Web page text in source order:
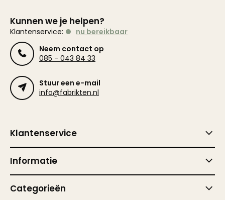
Kunnen we je helpen?
Klantenservice:
nu bereikbaar
Neem contact op
085 - 043 84 33
Stuur een e-mail
info@fabrikten.nl
Klantenservice
Informatie
Categorieën